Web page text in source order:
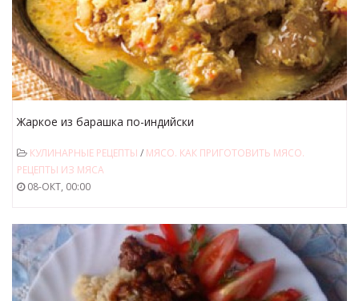
Жаркое из барашка по-индийски
КУЛИНАРНЫЕ РЕЦЕПТЫ / МЯСО. КАК ПРИГОТОВИТЬ МЯСО.
РЕЦЕПТЫ ИЗ МЯСА
08-ОКТ, 00:00